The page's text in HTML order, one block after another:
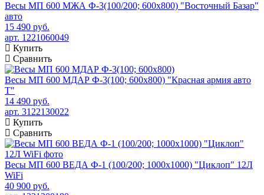
Весы МП 600 МЖА Ф-3(100/200; 600х800) "Восточный Базар"
авто
15 490 руб.
арт. 1221060049
Купить
Сравнить
Весы МП 600 МДАР Ф-3(100; 600х800) "Красная армия авто
Т"
14 490 руб.
арт. 3122130022
Купить
Сравнить
Весы МП 600 ВЕДА Ф-1 (100/200; 1000х1000) "Циклоп" 12Л
WiFi
40 900 руб.